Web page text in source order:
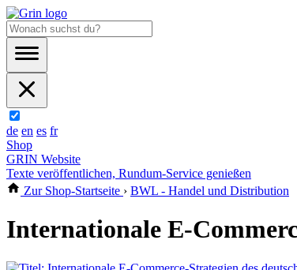
de en es fr
Shop
GRIN Website
Texte veröffentlichen, Rundum-Service genießen
Zur Shop-Startseite › BWL - Handel und Distribution
Internationale E-